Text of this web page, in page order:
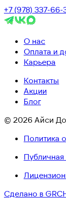
+7 (978) 337-66-
О нас
Оплата и
Карьера
Контакты
Акции
Блог
© 2026 Айси
Политика
Сделано в